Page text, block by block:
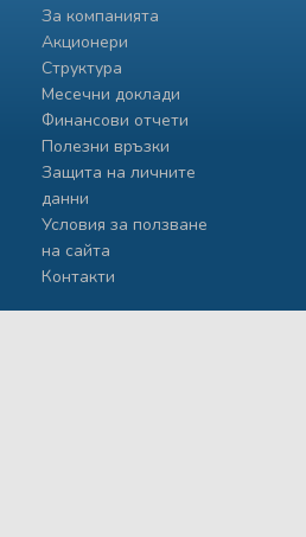
За компанията
Акционери
Структура
Месечни доклади
Финансови отчети
Полезни връзки
Защита на личните
данни
Условия за ползване
на сайта
Контакти